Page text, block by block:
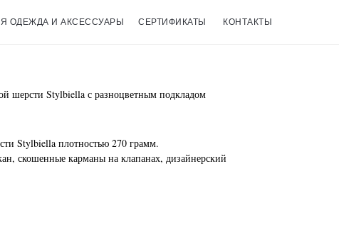
ОДЕЖДА И АКСЕССУАРЫ СЕРТИФИКАТЫ КОНТАКТЫ
шерсти Stylbiella с разноцветным подкладом
Stylbiella плотностью 270 грамм.
скошенные карманы на клапанах, дизайнерский